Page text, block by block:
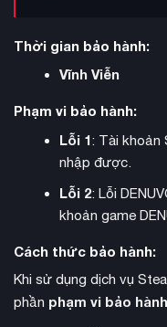
Evil West hỗ trợ chế độ
Thời gian bảo hành:
Vĩnh Viễn
Phạm vi bảo hành:
Lỗi 1: Tài khoản
nhập được.
Lỗi 2: Lỗi
khoản game
Cách thức bảo hành:
Khi sử dụng dịch vụ
phần phạm vi bảo hành